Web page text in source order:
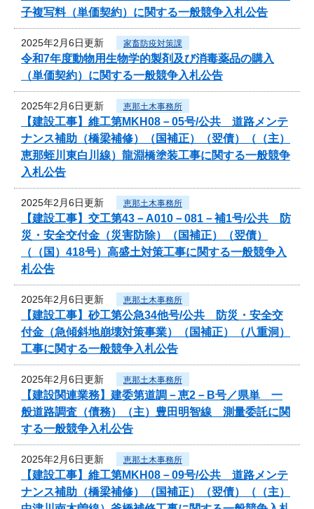
子複写料（単価契約）に関する一般競争入札公告
2025年2月6日更新 家畜防疫対策課
令和7年度動物用生物学的製剤及び消毒薬品の購入
（単価契約）に関する一般競争入札公告
2025年2月6日更新 恵那土木事務所
【建設工事】維工第MKH08－05号/公共 道路メンテ
ナンス補助（橋梁補修）（国補正）（翌債）（（主）
恵那蛭川東白川線）龍淵橋塗装工事に関する一般競争
入札公告
2025年2月6日更新 恵那土木事務所
【建設工事】交工第43－A010－081－補1号/公共 防
災・安全交付金（災害防除）（国補正）（翌債）
（（国）418号）高盛土対策工事に関する一般競争入
札公告
2025年2月6日更新 恵那土木事務所
【建設工事】砂工第公急34他号/公共 防災・安全交
付金（急傾斜地崩壊対策事業）（国補正）（八重洞）
工事に関する一般競争入札公告
2025年2月6日更新 恵那土木事務所
【建設関連業務】建委第道調－恵2－B号／県単 一
般道路調査（債務）（主）豊田明智線 測量委託に関
する一般競争入札公告
2025年2月6日更新 恵那土木事務所
【建設工事】維工第MKH08－09号/公共 道路メンテ
ナンス補助（橋梁補修）（国補正）（翌債）（（主）